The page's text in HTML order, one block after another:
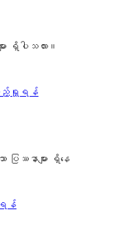
း ရှိပါသလား။
ြည့်ရှုရန်
ပြဿနာများ ရှိနေ
ရန်